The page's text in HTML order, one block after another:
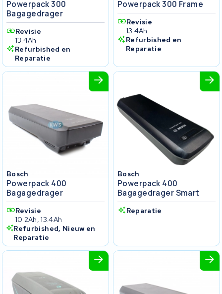
Powerpack 300
Bagagedrager
Revisie
13.4Ah
Refurbished en
Reparatie
Powerpack 300 Frame
Revisie
13.4Ah
Refurbished en
Reparatie
Bosch
Powerpack 400
Bagagedrager
Revisie
10.2Ah, 13.4Ah
Refurbished, Nieuw en
Reparatie
Bosch
Powerpack 400
Bagagedrager Smart
Reparatie